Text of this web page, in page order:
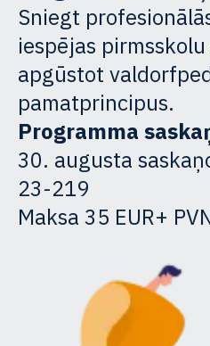
Sniegt
iespējas
apgūstot
pamatprincipus.
Programma
30. augusta
23-219
Maksa 35 EUR+